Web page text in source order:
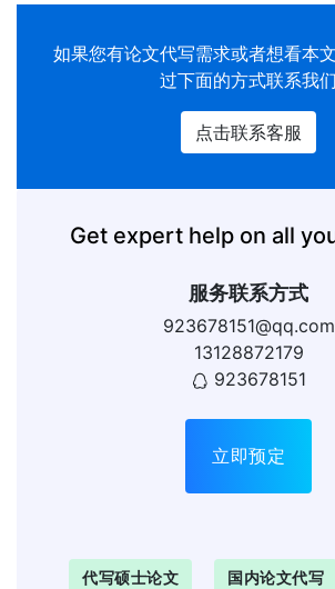
如果您有论文代写需求或者想看本
过下面的方式联系我们
点击联系客服
Get expert help on all
服务联系方式
923678151@qq.com
13128872179
923678151
立即预定
代写硕士论文 国内论文代写